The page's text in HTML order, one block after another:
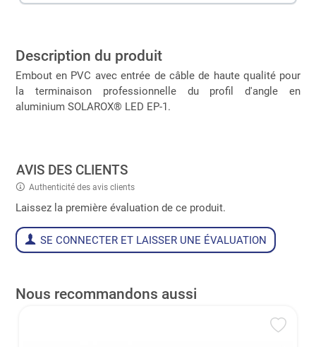
Description du produit
Embout en PVC avec entrée de câble de haute qualité pour
la terminaison professionnelle du profil d'angle en
aluminium SOLAROX® LED EP-1.
AVIS DES CLIENTS
Authenticité des avis clients
Laissez la première évaluation de ce produit.
SE CONNECTER ET LAISSER UNE ÉVALUATION
Nous recommandons aussi